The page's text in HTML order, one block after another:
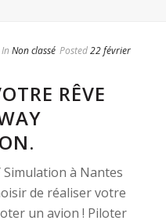
In Non classé Posted22 février
RÊVE
Simulation à Nantes
de réaliser votre
un avion ! Piloter